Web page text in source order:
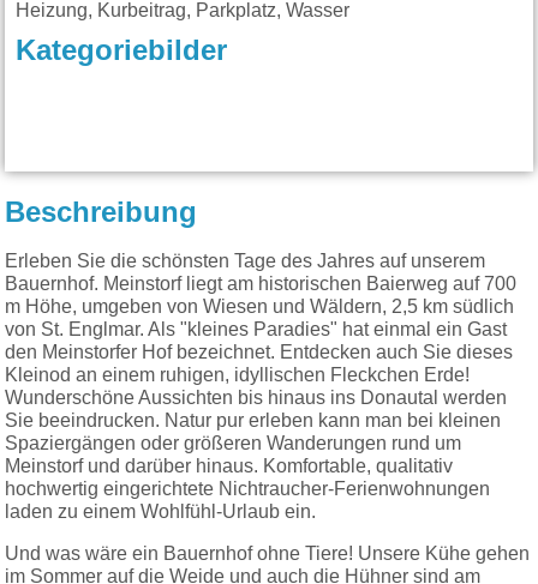
Heizung, Kurbeitrag, Parkplatz, Wasser
Kategoriebilder
Beschreibung
Erleben Sie die schönsten Tage des Jahres auf unserem
Bauernhof. Meinstorf liegt am historischen Baierweg auf 700
m Höhe, umgeben von Wiesen und Wäldern, 2,5 km südlich
von St. Englmar. Als "kleines Paradies" hat einmal ein Gast
den Meinstorfer Hof bezeichnet. Entdecken auch Sie dieses
Kleinod an einem ruhigen, idyllischen Fleckchen Erde!
Wunderschöne Aussichten bis hinaus ins Donautal werden
Sie beeindrucken. Natur pur erleben kann man bei kleinen
Spaziergängen oder größeren Wanderungen rund um
Meinstorf und darüber hinaus. Komfortable, qualitativ
hochwertig eingerichtete Nichtraucher-Ferienwohnungen
laden zu einem Wohlfühl-Urlaub ein.
Und was wäre ein Bauernhof ohne Tiere! Unsere Kühe gehen
im Sommer auf die Weide und auch die Hühner sind am